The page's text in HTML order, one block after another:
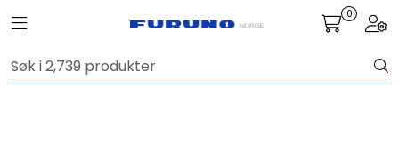
Toggle navigation 0
Navigasjon